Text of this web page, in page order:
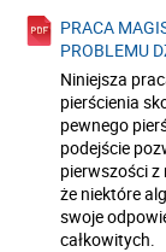
PRACA
PROBLEMU
Niniejsza
pierścienia
pewnego
podejście
pierwszości z
że niektóre
swoje
całkowitych.